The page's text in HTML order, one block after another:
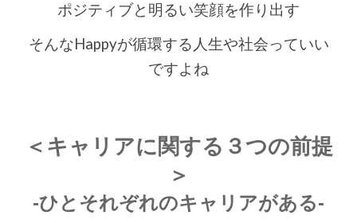
ポジティブと明るい笑顔を作り出す
そんなHappyが循環する人生や社会っていい
ですよね
＜キャリアに関する３つの前提
＞
-ひとそれぞれのキャリアがある-